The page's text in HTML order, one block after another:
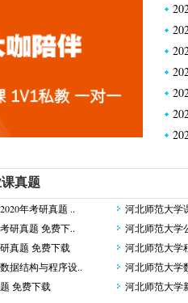
真题
年考研真题 ..
研真题 免费下..
真题 免费下载
据结构与程序设..
免费下载
河北师范大学
河北师范大学
河北师范大学
河北师范大学
河北师范大学